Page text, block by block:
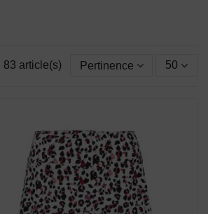
article(s) Pertinence 50